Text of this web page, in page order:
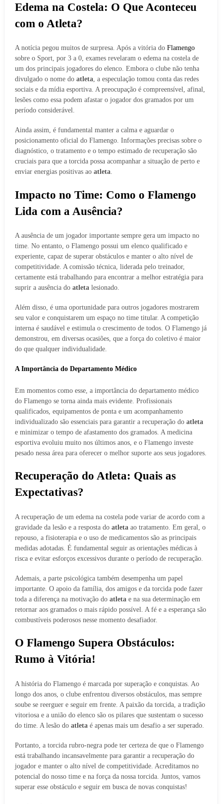
Edema na Costela: O Que Aconteceu
com o Atleta?
A notícia pegou muitos de surpresa. Após a vitória do Flamengo
sobre o Sport, por 3 a 0, exames revelaram o edema na costela de
um dos principais jogadores do elenco. Embora o clube não tenha
divulgado o nome do atleta, a especulação tomou conta das redes
sociais e da mídia esportiva. A preocupação é compreensível, afinal,
lesões como essa podem afastar o jogador dos gramados por um
período considerável.
Ainda assim, é fundamental manter a calma e aguardar o
posicionamento oficial do Flamengo. Informações precisas sobre o
diagnóstico, o tratamento e o tempo estimado de recuperação são
cruciais para que a torcida possa acompanhar a situação de perto e
enviar energias positivas ao atleta.
Impacto no Time: Como o Flamengo
Lida com a Ausência?
A ausência de um jogador importante sempre gera um impacto no
time. No entanto, o Flamengo possui um elenco qualificado e
experiente, capaz de superar obstáculos e manter o alto nível de
competitividade. A comissão técnica, liderada pelo treinador,
certamente está trabalhando para encontrar a melhor estratégia para
suprir a ausência do atleta lesionado.
Além disso, é uma oportunidade para outros jogadores mostrarem
seu valor e conquistarem um espaço no time titular. A competição
interna é saudável e estimula o crescimento de todos. O Flamengo já
demonstrou, em diversas ocasiões, que a força do coletivo é maior
do que qualquer individualidade.
A Importância do Departamento Médico
Em momentos como esse, a importância do departamento médico
do Flamengo se torna ainda mais evidente. Profissionais
qualificados, equipamentos de ponta e um acompanhamento
individualizado são essenciais para garantir a recuperação do atleta
e minimizar o tempo de afastamento dos gramados. A medicina
esportiva evoluiu muito nos últimos anos, e o Flamengo investe
pesado nessa área para oferecer o melhor suporte aos seus jogadores.
Recuperação do Atleta: Quais as
Expectativas?
A recuperação de um edema na costela pode variar de acordo com a
gravidade da lesão e a resposta do atleta ao tratamento. Em geral, o
repouso, a fisioterapia e o uso de medicamentos são as principais
medidas adotadas. É fundamental seguir as orientações médicas à
risca e evitar esforços excessivos durante o período de recuperação.
Ademais, a parte psicológica também desempenha um papel
importante. O apoio da família, dos amigos e da torcida pode fazer
toda a diferença na motivação do atleta e na sua determinação em
retornar aos gramados o mais rápido possível. A fé e a esperança são
combustíveis poderosos nesse momento desafiador.
O Flamengo Supera Obstáculos:
Rumo à Vitória!
A história do Flamengo é marcada por superação e conquistas. Ao
longo dos anos, o clube enfrentou diversos obstáculos, mas sempre
soube se reerguer e seguir em frente. A paixão da torcida, a tradição
vitoriosa e a união do elenco são os pilares que sustentam o sucesso
do time. A lesão do atleta é apenas mais um desafio a ser superado.
Portanto, a torcida rubro-negra pode ter certeza de que o Flamengo
está trabalhando incansavelmente para garantir a recuperação do
jogador e manter o alto nível de competitividade. Acreditamos no
potencial do nosso time e na força da nossa torcida. Juntos, vamos
superar esse obstáculo e seguir em busca de novas conquistas!